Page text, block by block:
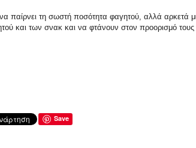
παίρνει τη σωστή ποσότητα φαγητού, αλλά
και των σνακ και να φτάνουν στον προορισμό
22εκ x 7εκ x 14,5εκ
Save